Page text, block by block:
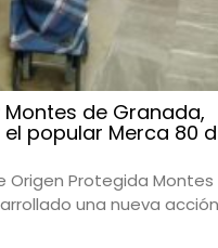
Montes de Granada,
popular Merca 80
Origen Protegida Montes
una nueva acción